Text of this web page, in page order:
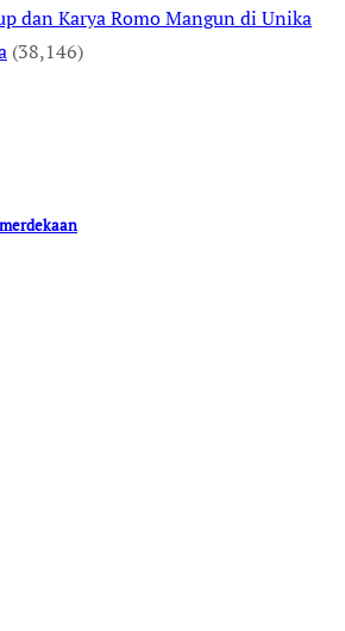
dan Karya Romo Mangun di Unika
(38,146)